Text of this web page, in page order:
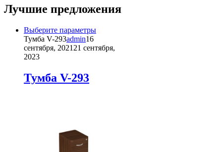
Лучшие предложения
Выберите параметрыЭтот
имеет
Тумба V-293admin16
сентября, 2021 21 сентября,
2023
Тумба V-293